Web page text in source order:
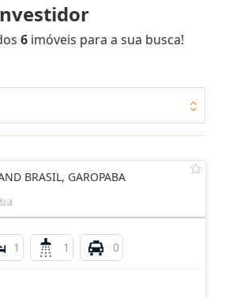
6 imóveis para a sua busca!
BRASIL, GAROPABA
1 1 0